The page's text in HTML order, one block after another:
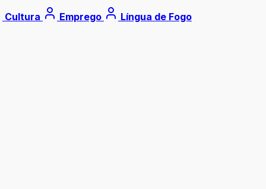
Cultura Emprego Língua de Fogo